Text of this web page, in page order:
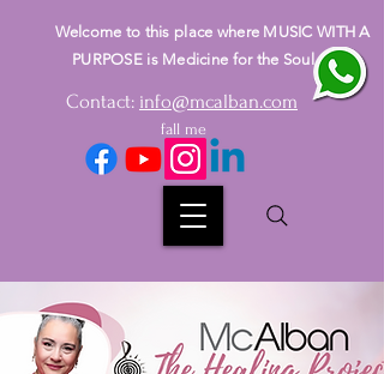
Welcome to this place where MUSIC WITH A
PURPOSE is Medicine for the Soul
Contact: info@mcalban.com
fall me